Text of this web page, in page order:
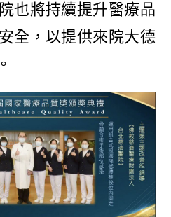
也將持續提升醫療品
全，以提供來院大德